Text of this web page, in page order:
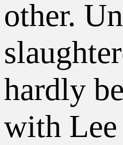
other.
hardly
with